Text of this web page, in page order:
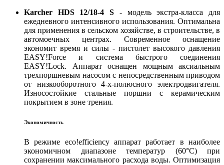
Karcher HDS 12/18-4 S - модель экстра-класса для
ежедневного интенсивного использования. Оптимальна
для применения в сельском хозяйстве, в строительстве, в
автомоечных центрах. Современное оснащение
экономит время и силы - пистолет высокого давления
EASY!Force и система быстрого соединения
EASY!Lock. Аппарат оснащен мощным аксиальным
трехпоршневым насосом с непосредственным приводом
от низкооборотного 4-х-полюсного электродвигателя.
Износостойкие стальные поршни с керамическим
покрытием в зоне трения.
Экономичность
В режиме eco!efficiency аппарат работает в наиболее
экономичном диапазоне температур (60°C) при
сохранении максимального расхода воды. Оптимизация